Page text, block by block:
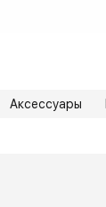
Аксессуары